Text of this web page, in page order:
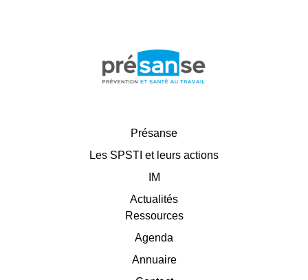
Présanse
Les SPSTI et leurs actions
IM
Actualités
Ressources
Agenda
Annuaire